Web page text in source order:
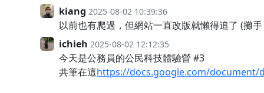
kiang 2025-08-02 10:39:36
以前也有爬過，但網站一直改版就懶得追了 (攤手
ichieh 2025-08-02 12:12:35
今天是公務員的公民科技體驗營 #3
共筆在這https://docs.google.com/document/